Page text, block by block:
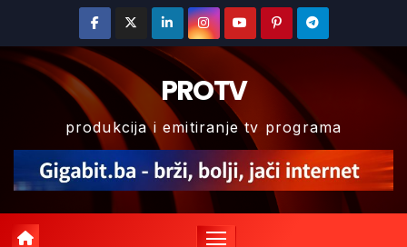
content
PROTV
produkcija i emitiranje tv programa